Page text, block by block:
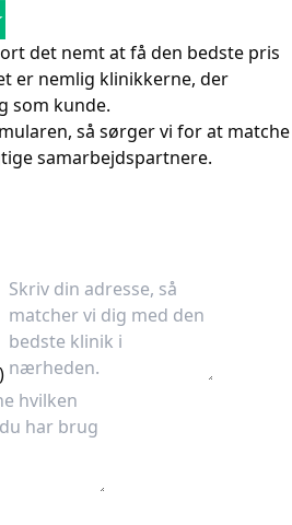
det nemt at få den bedste pris
er nemlig klinikkerne, der
som kunde.
så sørger vi for at matche
samarbejdspartnere.